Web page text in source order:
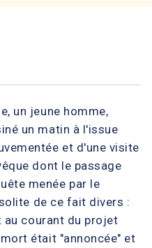
un jeune homme,
un matin à l'issue
et d'une visite
dont le passage
menée par le
de ce fait divers :
courant du projet
était "annoncée" et